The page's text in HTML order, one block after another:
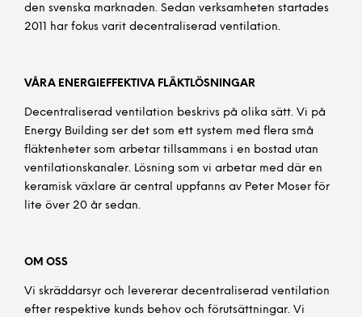
den svenska marknaden. Sedan verksamheten startades
2011 har fokus varit decentraliserad ventilation.
VÅRA ENERGIEFFEKTIVA FLÄKTLÖSNINGAR
Decentraliserad ventilation beskrivs på olika sätt. Vi på
Energy Building ser det som ett system med flera små
fläktenheter som arbetar tillsammans i en bostad utan
ventilationskanaler. Lösning som vi arbetar med där en
keramisk växlare är central uppfanns av Peter Moser för
lite över 20 år sedan.
OM OSS
Vi skräddarsyr och levererar decentraliserad ventilation
efter respektive kunds behov och förutsättningar. Vi